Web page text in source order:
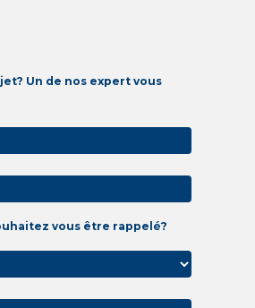
Un de nos expert vous
vous être rappelé?